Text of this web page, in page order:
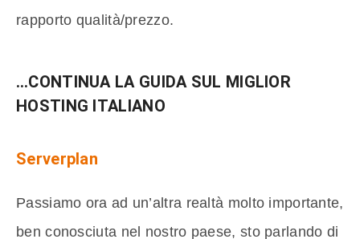
rapporto qualità/prezzo.
…CONTINUA LA GUIDA SUL MIGLIOR
HOSTING ITALIANO
Serverplan
Passiamo ora ad un’altra realtà molto importante,
ben conosciuta nel nostro paese, sto parlando di